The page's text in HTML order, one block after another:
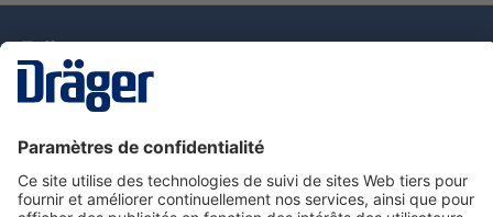
Nous contacter
Service de e-commande Dräger